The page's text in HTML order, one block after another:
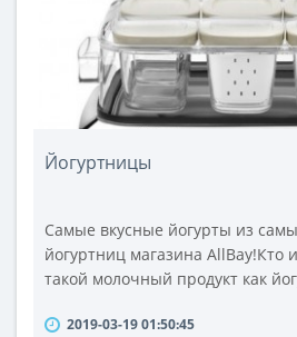
Йогуртницы
Самые вкусные йогурты из
йогуртниц магазина AllBay!Кто
такой молочный продукт как
сравнительно новый на нашем
2019-03-19 01:50:45